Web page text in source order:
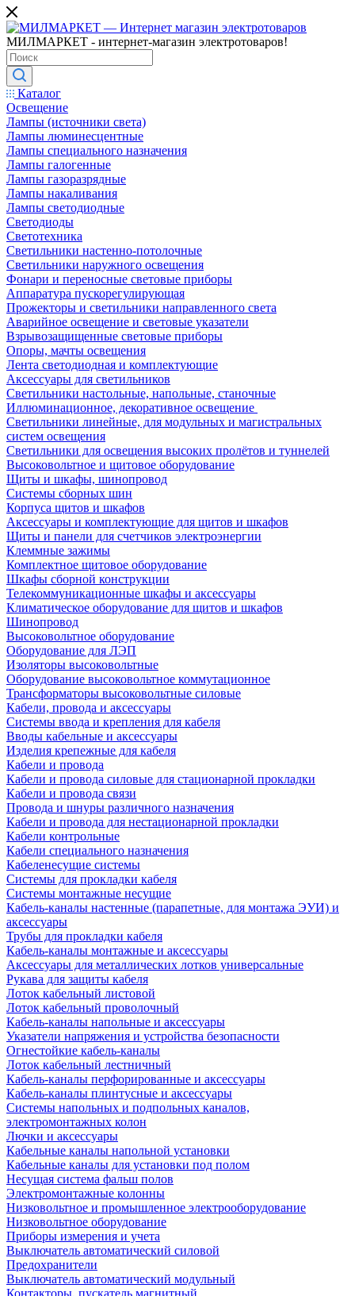
МИЛМАРКЕТ - интернет-магазин электротоваров!
Каталог
Освещение
Лампы (источники света)
Лампы люминесцентные
Лампы специального назначения
Лампы галогенные
Лампы газоразрядные
Лампы накаливания
Лампы светодиодные
Светодиоды
Светотехника
Светильники настенно-потолочные
Светильники наружного освещения
Фонари и переносные световые приборы
Аппаратура пускорегулирующая
Прожекторы и светильники направленного света
Аварийное освещение и световые указатели
Взрывозащищенные световые приборы
Опоры, мачты освещения
Лента светодиодная и комплектующие
Аксессуары для светильников
Светильники настольные, напольные, станочные
Иллюминационное, декоративное освещение
Светильники линейные, для модульных и магистральных
систем освещения
Светильники для освещения высоких пролётов и туннелей
Высоковольтное и щитовое оборудование
Щиты и шкафы, шинопровод
Системы сборных шин
Корпуса щитов и шкафов
Аксессуары и комплектующие для щитов и шкафов
Щиты и панели для счетчиков электроэнергии
Клеммные зажимы
Комплектное щитовое оборудование
Шкафы сборной конструкции
Телекоммуникационные шкафы и аксессуары
Климатическое оборудование для щитов и шкафов
Шинопровод
Высоковольтное оборудование
Оборудование для ЛЭП
Изоляторы высоковольтные
Оборудование высоковольтное коммутационное
Трансформаторы высоковольтные силовые
Кабели, провода и аксессуары
Системы ввода и крепления для кабеля
Вводы кабельные и аксессуары
Изделия крепежные для кабеля
Кабели и провода
Кабели и провода силовые для стационарной прокладки
Кабели и провода связи
Провода и шнуры различного назначения
Кабели и провода для нестационарной прокладки
Кабели контрольные
Кабели специального назначения
Кабеленесущие системы
Системы для прокладки кабеля
Системы монтажные несущие
Кабель-каналы настенные (парапетные, для монтажа ЭУИ) и
аксессуары
Трубы для прокладки кабеля
Кабель-каналы монтажные и аксессуары
Аксессуары для металлических лотков универсальные
Рукава для защиты кабеля
Лоток кабельный листовой
Лоток кабельный проволочный
Кабель-каналы напольные и аксессуары
Указатели напряжения и устройства безопасности
Огнестойкие кабель-каналы
Лоток кабельный лестничный
Кабель-каналы перфорированные и аксессуары
Кабель-каналы плинтусные и аксессуары
Системы напольных и подпольных каналов,
электромонтажных колон
Лючки и аксессуары
Кабельные каналы напольной установки
Кабельные каналы для установки под полом
Несущая система фальш полов
Электромонтажные колонны
Низковольтное и промышленное электрооборудование
Низковольтное оборудование
Приборы измерения и учета
Выключатель автоматический силовой
Предохранители
Выключатель автоматический модульный
Контакторы, пускатель магнитный